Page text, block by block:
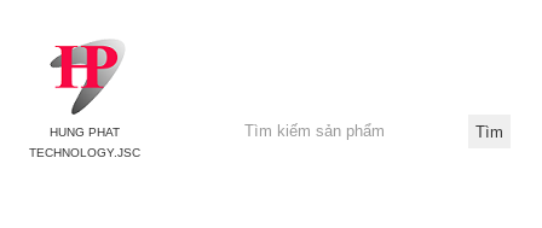
HUNG PHAT
TECHNOLOGY.JSC